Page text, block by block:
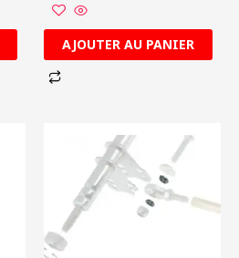
AJOUTER AU PANIER